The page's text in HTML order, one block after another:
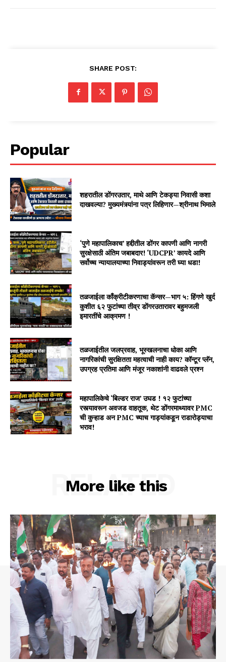
SHARE POST:
Popular
शहरातील डोंगरउतार, माथे आणि टेकड्या निवासी कशा
दाखवल्या? मुख्यमंत्र्यांना पत्र लिहिणार—श्रीनाथ भिमाले
‘पुणे महापालिकाच’ हद्दीतील डोंगर कापणी आणि नागरी
सुरक्षेसाठी अंतिम जबाबदार! ‘UDCPR’ कायदे आणि
सर्वोच्च न्यायालयाच्या निवाड्यांवरून तरी घ्या धडा!
तळजाईला काँक्रीटीकरणाचा कॅन्सर—भाग ५: हिंगणे खुर्द
कुशीत ६२ फुटांच्या तीव्र डोंगरउतारावर बहुमजली
इमारतींचे आक्रमण !
तळजाईतील जलप्रवाह, भूस्खलनाचा धोका आणि
नागरिकांची सुरक्षितता महत्वाची नाही काय? कॉन्टूर प्लॅन,
उपग्रह प्रतिमा आणि मंजूर नकाशांनी वाढवले प्रश्न
महापालिकेचे ‘बिल्डर राज’ उघड ! १२ फुटांच्या
रस्त्यावरून अवजड वाहतूक, थेट डोंगरमाथ्यावर PMC
ची कुऱ्हाड अन PMC च्याच गाड्यांकडून राडारोड्याचा
भराव!
More like this
RELATED